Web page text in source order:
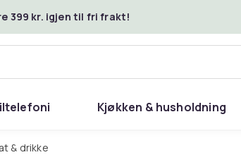
399 kr. igjen til fri frakt!
Kjøkken & husholdning
& drikke